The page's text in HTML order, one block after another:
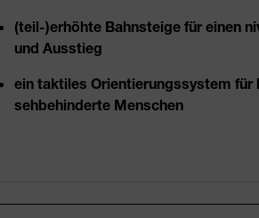
(teil-)erhöhte Bahnsteige für einen
und Ausstieg
ein taktiles Orientierungssystem für
sehbehinderte Menschen